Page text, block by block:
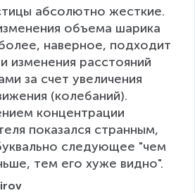
абсолютно жесткие.
объема шарика
наверное, подходит
изменения расстояний
за счет увеличения
(колебаний).
концентрации
показался странным,
следующее "чем
тем его хуже видно".